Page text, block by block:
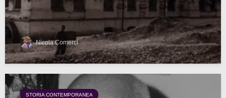
Nicola Comerci
STORIA CONTEMPORANEA